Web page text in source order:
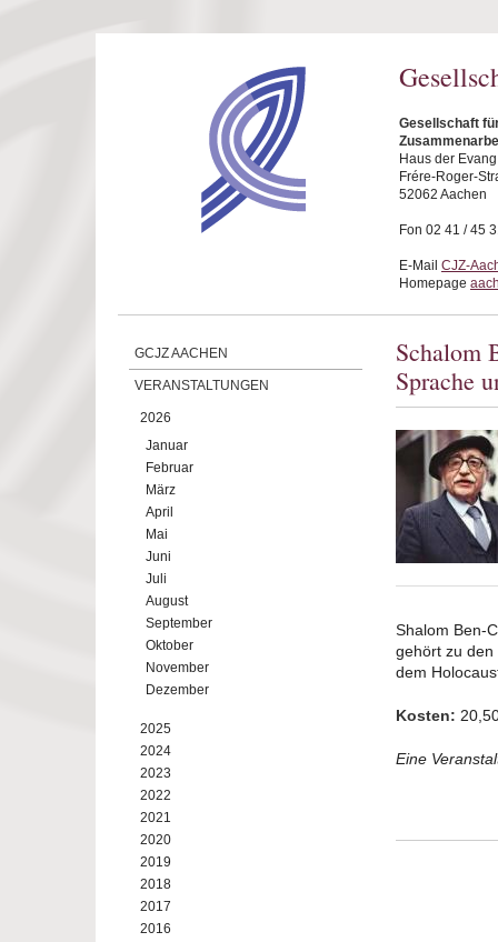
Gesellschaft
Haus der
Frére-Roger-
52062 Aachen
Fon 02 41 / 45
E-Mail CJZ-
Homepage
GCJZ AACHEN
VERANSTALTUNGEN
2026
Januar
Februar
März
April
Mai
Juni
Juli
August
September
Oktober
November
Dezember
2025
2024
2023
2022
2021
2020
2019
2018
2017
2016
Schalom
Sprache
Shalom Ben-
gehört zu den
dem
Kosten:
Eine